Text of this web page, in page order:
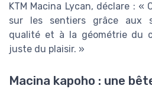
KTM Macina Lycan, déclare : «
sur les sentiers grâce aux
qualité et à la géométrie du
juste du plaisir. »
Macina kapoho : une